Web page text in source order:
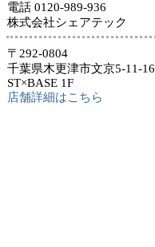
電話 0120-989-936
株式会社シェアテック
〒292-0804
千葉県木更津市文京5-11-16
ST×BASE 1F
店舗詳細はこちら